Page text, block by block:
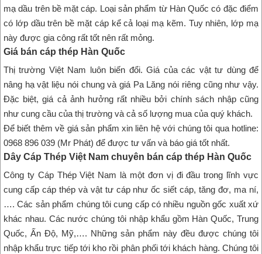
mạ dầu trên bề mặt cáp. Loại sản phẩm từ Hàn Quốc có đặc điểm
có lớp dầu trên bề mặt cáp kể cả loại mạ kẽm. Tuy nhiên, lớp mạ
này được gia công rất tốt nên rất mỏng.
Giá bán cáp thép Hàn Quốc
Thị trường Việt Nam luôn biến đổi. Giá của các vật tư dùng để
nâng hạ vật liệu nói chung và giá Pa Lăng nói riêng cũng như vậy.
Đặc biệt, giá cả ảnh hưởng rất nhiều bởi chính sách nhập cũng
như cung cầu của thị trường và cả số lượng mua của quý khách.
Để biết thêm về giá sản phẩm xin liên hệ với chúng tôi qua hotline:
0968 896 039 (Mr Phát) để được tư vấn và báo giá tốt nhất.
Dây Cáp Thép Việt Nam chuyên bán cáp thép Hàn Quốc
Công ty Cáp Thép Việt Nam là một đơn vị đi đầu trong lĩnh vực
cung cấp cáp thép và vật tư cáp như ốc siết cáp, tăng đơ, ma ní,
…. Các sản phẩm chúng tôi cung cấp có nhiều nguồn gốc xuất xứ
khác nhau. Các nước chúng tôi nhập khẩu gồm Hàn Quốc, Trung
Quốc, Ấn Độ, Mỹ,…. Những sản phẩm này đều được chúng tôi
nhập khẩu trực tiếp tới kho rồi phân phối tới khách hàng. Chúng tôi